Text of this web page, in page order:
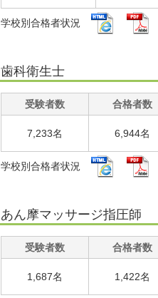
学校別合格者状況
歯科衛生士
受験者数 合格者数
7,233名 6,944名
学校別合格者状況
あん摩マッサージ指圧師
受験者数 合格者数
1,687名 1,422名